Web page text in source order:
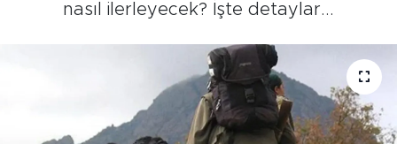
nasıl ilerleyecek? İşte detaylar...